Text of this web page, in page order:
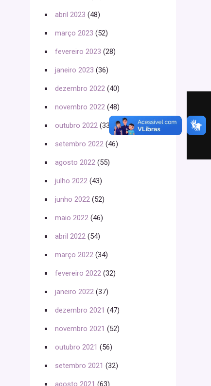
abril 2023 (48)
março 2023 (52)
fevereiro 2023 (28)
janeiro 2023 (36)
dezembro 2022 (40)
novembro 2022 (48)
outubro 2022 (33)
setembro 2022 (46)
agosto 2022 (55)
julho 2022 (43)
junho 2022 (52)
maio 2022 (46)
abril 2022 (54)
março 2022 (34)
fevereiro 2022 (32)
janeiro 2022 (37)
dezembro 2021 (47)
novembro 2021 (52)
outubro 2021 (56)
setembro 2021 (32)
agosto 2021 (63)